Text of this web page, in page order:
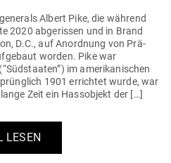
Albert Pike, die während
2020 abge­rissen und in Brand
D.C., auf Anordnung von Prä­
worden. Pike war
im ame­ri­ka­ni­schen
1901 errichtet wurde, war
Zeit ein Hass­objekt der […]
LESEN